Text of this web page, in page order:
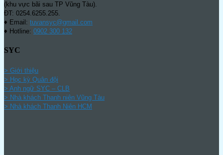
(khu vực bãi sau TP Vũng Tàu).
ĐT: 0254.6255.255.
♦ Email: tuvansyc@gmail.com
♦ Hotline: 0902 300 132
SYC
> Giới thiệu
> Học kỳ Quân đội
> Anh ngữ SYC – CLB
> Nhà khách Thanh niên Vũng Tàu
> Nhà khách Thanh Niên HCM